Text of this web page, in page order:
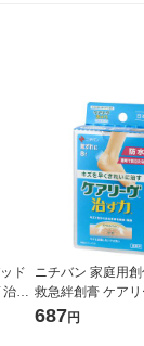
ド
す
22
ニチバン 家庭用
救急絆創膏 ケアリ
力 防水タイプ 扇型
687円